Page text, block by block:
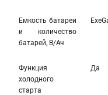
Емкость батареи
и количество
батарей, В/Ач
Функция
холодного
старта
Да